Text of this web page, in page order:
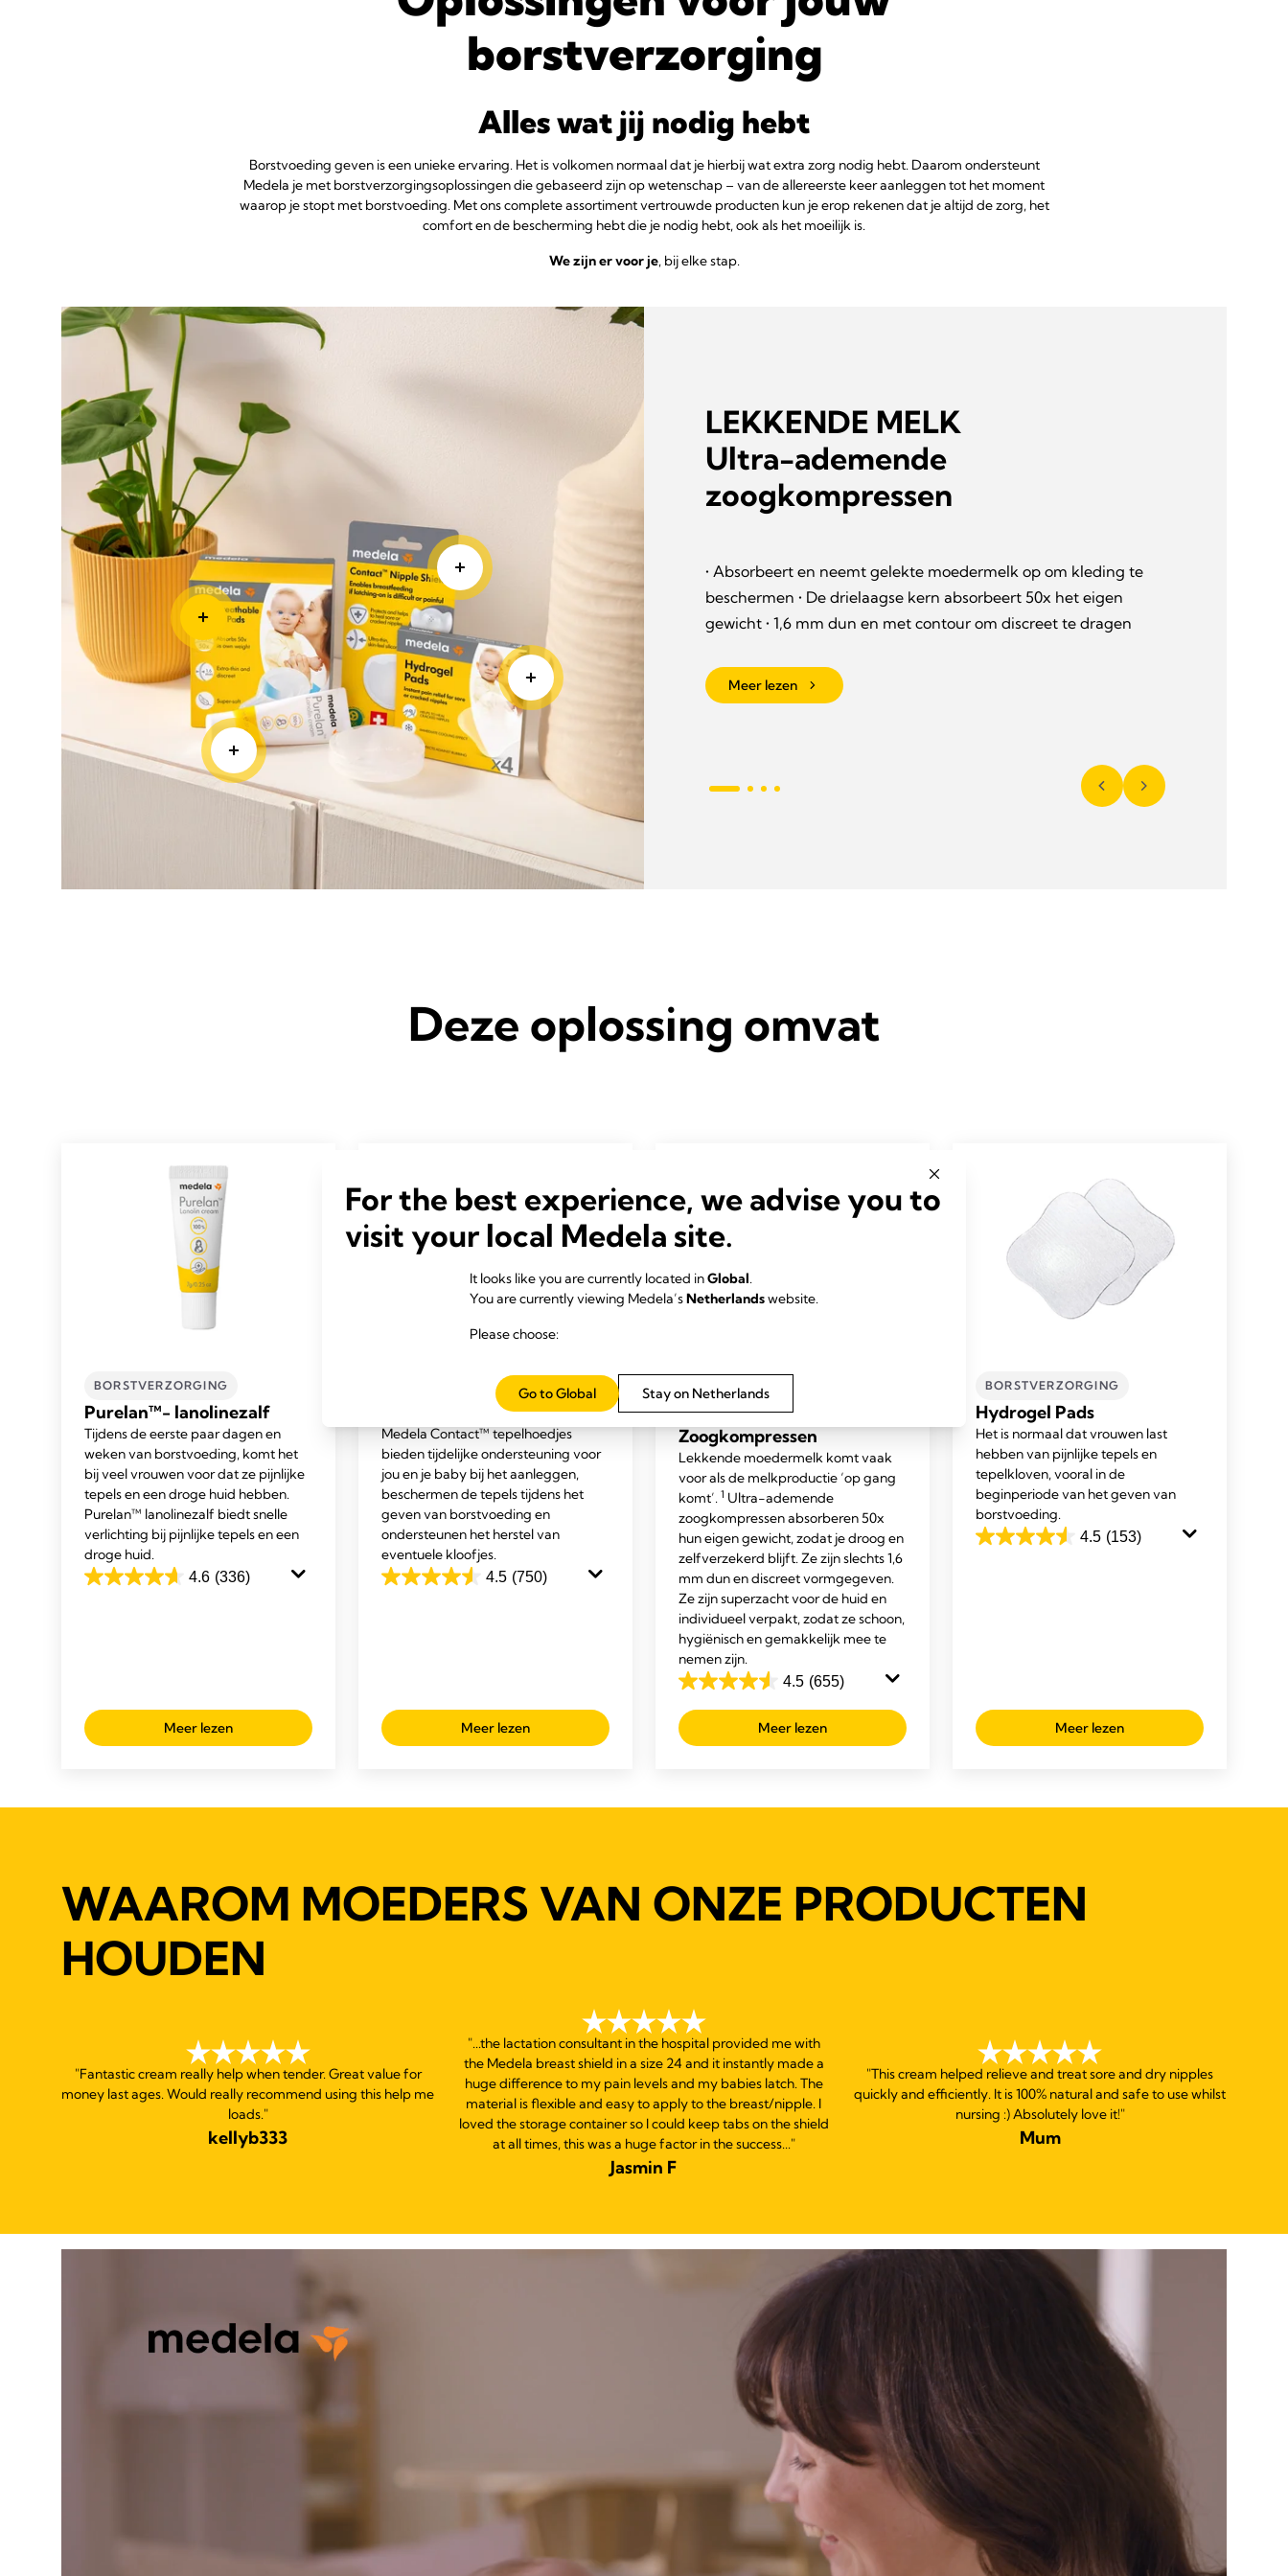
borstverzorging
Alles wat jij nodig hebt
Borstvoeding geven is een unieke ervaring. Het is volkomen normaal dat je hierbij wat extra zorg nodig hebt. Daarom ondersteunt
Medela je met borstverzorgingsoplossingen die gebaseerd zijn op wetenschap – van de allereerste keer aanleggen tot het moment
waarop je stopt met borstvoeding. Met ons complete assortiment vertrouwde producten kun je erop rekenen dat je altijd de zorg, het
comfort en de bescherming hebt die je nodig hebt, ook als het moeilijk is.
We zijn er voor je, bij elke stap.
TEPELKLOVEN
Hydrogel Pads
• Verzacht en verkoelt tepels met kloven en biedt onmiddellijke
pijnverlichting • Ondersteunt snellere genezing van
beschadigde huid • Beschermt tegen wrijving en vastplakken
aan kleding
Meer lezen
LEKKENDE MELK
Ultra-ademende
zoogkompressen
• Absorbeert en neemt gelekte moedermelk op om kleding te
beschermen • De drielaagse kern absorbeert 50x het eigen
gewicht • 1,6 mm dun en met contour om discreet te dragen
Meer lezen
Deze oplossing omvat
BORSTVERZORGING
Purelan™- lanolinezalf
Tijdens de eerste paar dagen en
weken van borstvoeding, komt het
bij veel vrouwen voor dat ze pijnlijke
tepels en een droge huid hebben.
Purelan™ lanolinezalf biedt snelle
verlichting bij pijnlijke tepels en een
droge huid.
4.6 (336)
4.6
beoordelingenMeer lezen
BORSTVERZORGING
Contact™ tepelhoedjes
Medela Contact™ tepelhoedjes
bieden tijdelijke ondersteuning voor
jou en je baby bij het aanleggen,
beschermen de tepels tijdens het
geven van borstvoeding en
ondersteunen het herstel van
eventuele kloofjes.
4.5 (750)
4.5
beoordelingenMeer lezen
BORSTVERZORGING
Ultra Ademende
Zoogkompressen
Lekkende moedermelk komt vaak
voor als de melkproductie ‘op gang
komt’. 1 Ultra-ademende
zoogkompressen absorberen 50x
hun eigen gewicht, zodat je droog en
zelfverzekerd blijft. Ze zijn slechts 1,6
mm dun en discreet vormgegeven.
Ze zijn superzacht voor de huid en
individueel verpakt, zodat ze schoon,
hygiënisch en gemakkelijk mee te
nemen zijn.
4.5 (655)
4.5
van
de
655
Meer lezen
BORSTVERZORGING
Hydrogel Pads
Het is normaal dat vrouwen last
hebben van pijnlijke tepels en
tepelkloven, vooral in de
beginperiode van het geven van
borstvoeding.
4.5 (153)
4.5
Meer lezen
WAAROM MOEDERS VAN ONZE PRODUCTEN
HOUDEN
"Fantastic cream really help when tender. Great value for
money last ages. Would really recommend using this help me
loads."
kellyb333
"...the lactation consultant in the hospital provided me with
the Medela breast shield in a size 24 and it instantly made a
huge difference to my pain levels and my babies latch. The
material is flexible and easy to apply to the breast/nipple. I
loved the storage container so I could keep tabs on the shield
at all times, this was a huge factor in the success..."
Jasmin F
"This cream helped relieve and treat sore and dry nipples
quickly and efficiently. It is 100% natural and safe to use whilst
nursing :) Absolutely love it!"
Mum
For the best experience, we advise you to
visit your local Medela site.
It looks like you are currently located inGlobal.
You are currently viewing Medela’sNetherlandswebsite.
Please choose:
Stay on Netherlands
Go to Global